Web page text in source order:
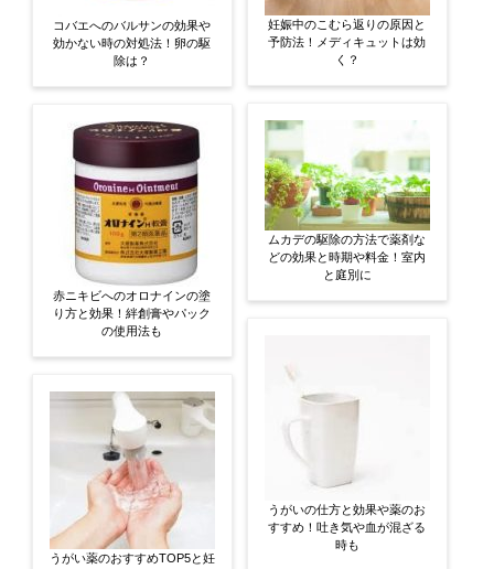
コバエへのバルサンの効果や
効かない時の対処法！卵の駆
除は？
赤ニキビへのオロナインの塗
り方と効果！絆創膏やパック
の使用法も
うがい薬のおすすめTOP5と妊
妊娠中のこむら返りの原因と
予防法！メディキュットは効
く？
ムカデの駆除の方法で薬剤な
どの効果と時期や料金！室内
と庭別に
うがいの仕方と効果や薬のお
すすめ！吐き気や血が混ざる
時も